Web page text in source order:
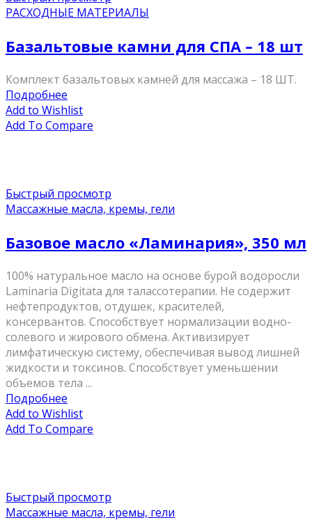
РАСХОДНЫЕ МАТЕРИАЛЫ
Базальтовые камни для СПА – 18 шт
Комплект базальтовых камней для массажа – 18 ШТ.
Подробнее
Add to Wishlist
Add To Compare
Быстрый просмотр
Массажные масла, кремы, гели
Базовое масло «Ламинария», 350 мл
100% натуральное масло на основе бурой водоросли
Laminaria Digitata для талассотерапии. Не содержит
нефтепродуктов, отдушек, красителей,
консервантов. Способствует нормализации водно-
солевого и жирового обмена. Активизирует
лимфатическую систему, обеспечивая вывод лишней
жидкости и токсинов. Способствует уменьшении
объемов тела ...
Подробнее
Add to Wishlist
Add To Compare
Быстрый просмотр
Массажные масла, кремы, гели